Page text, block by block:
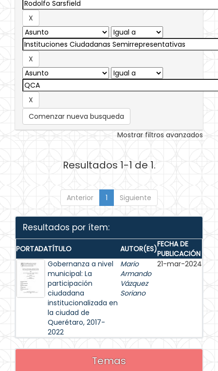
Comenzar nueva busqueda
Mostrar filtros avanzados
Resultados 1-1 de 1.
Anterior 1 Siguiente
Resultados por ítem:
PORTADATÍTULO AUTOR(ES)FECHA DE
PUBLICACIÓN
Gobernanza a nivel
municipal: La
participación
ciudadana
institucionalizada en
la ciudad de
Querétaro, 2017-
2022
Mario
Armando
Vázquez
Soriano
21-mar-2024
Temas